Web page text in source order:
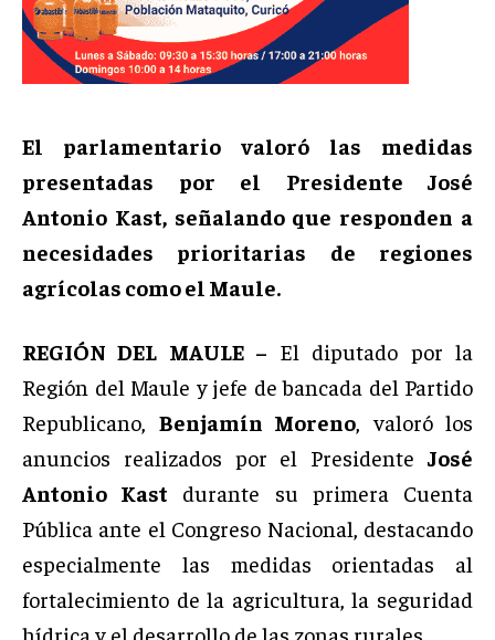
El parlamentario valoró las medidas
presentadas por el Presidente José
Antonio Kast, señalando que responden a
necesidades prioritarias de regiones
agrícolas como el Maule.
REGIÓN DEL MAULE – El diputado por la
Región del Maule y jefe de bancada del Partido
Republicano, Benjamín Moreno , valoró los
anuncios realizados por el Presidente José
Antonio Kast durante su primera Cuenta
Pública ante el Congreso Nacional, destacando
especialmente las medidas orientadas al
fortalecimiento de la agricultura, la seguridad
hídrica y el desarrollo de las zonas rurales.